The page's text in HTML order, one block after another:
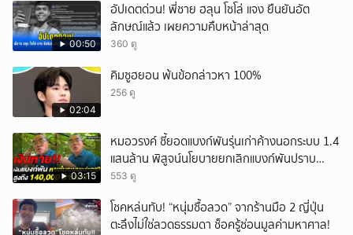
00:50
อัปเดตด่วน! พี่ชาย ฮลุน โซโล่ แจง ยืนยันอัต
ลักษณ์แล้ว เผยความคืบหน้าล่าสุด
360 ดู
02:04
คิมซูฮยอน พ้นข้อกล่าวหา 100%
256 ดู
03:15
หมอวรงค์ ชี้ยอดแบงก์พันรุ่นเก่าค้างนอกระบบ 1.4
แสนล้าน พิสูจน์นโยบายยกเลิกแบงก์พันปราบ
ธุรกิจสีเทา
553 ดู
โชคหล่นทับ! “หนุ่มซื้อลวด” จากร้านมือ 2 ญี่ปุ่น
ตะลึงไม่ใช่ลวดธรรมดา ช็อครู้ซ่อนมูลค่ามหาศาล!